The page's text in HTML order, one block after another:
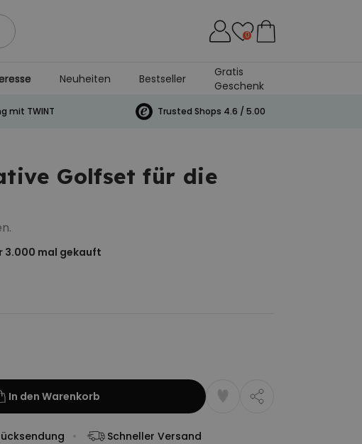
0
Neuheiten Bestseller
Gratis
Geschenk
mit TWINT Trusted Shops 4.6 / 5.00
Golfset für die
3.000 mal gekauft
In den Warenkorb
Schneller Versand